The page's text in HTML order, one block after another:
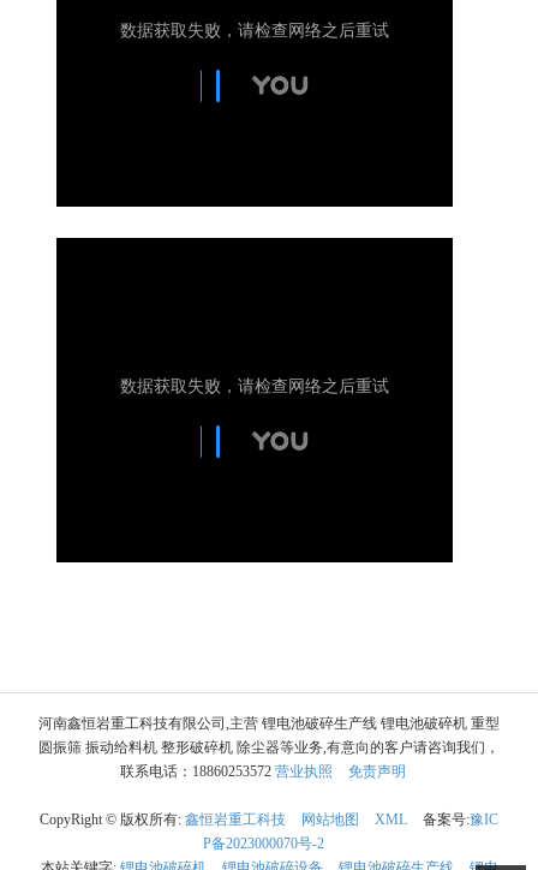
河南鑫恒岩重工科技有限公司,主营 锂电池破碎生产线 锂电池破碎机 重型
圆振筛 振动给料机 整形破碎机 除尘器等业务,有意向的客户请咨询我们，
联系电话：18860253572 营业执照 免责声明
CopyRight © 版权所有: 鑫恒岩重工科技 网站地图 XML 备案号:豫IC
P备2023000070号-2